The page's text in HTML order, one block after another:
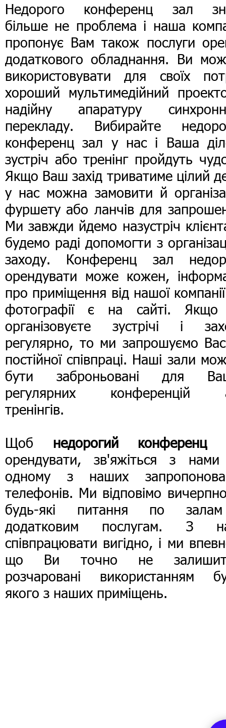
Недорого конференц зал
більше не проблема і наша
пропонує Вам також послуги
додаткового обладнання. Ви
використовувати для своїх
хороший мультимедійний
надійну апаратуру
перекладу. Вибирайте
конференц зал у нас і Ваша
зустріч або тренінг пройдуть
Якщо Ваш захід триватиме цілий
у нас можна замовити й
фуршету або ланчів для
Ми завжди йдемо назустріч
будемо раді допомогти з
заходу. Конференц зал
орендувати може кожен,
про приміщення від нашої компанії
фотографії є на сайті.
організовуєте зустрічі і
регулярно, то ми запрошуємо
постійної співпраці. Наші зали
бути заброньовані для
регулярних конференцій
тренінгів.
Щоб недорогий конференц
орендувати, зв'яжіться з
одному з наших
телефонів. Ми відповімо
будь-які питання по
додатковим послугам. З
співпрацювати вигідно, і ми
що Ви точно не
розчаровані використанням
якого з наших приміщень.